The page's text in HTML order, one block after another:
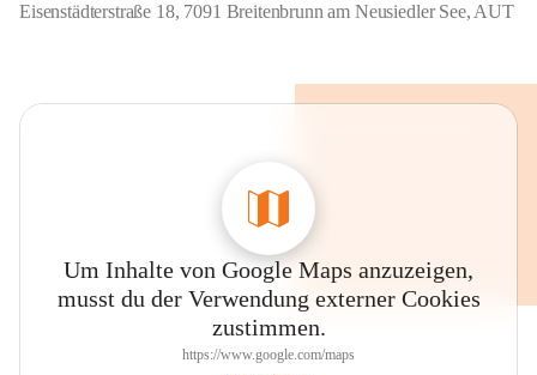
Eisenstädterstraße 18, 7091 Breitenbrunn am Neusiedler See, AUT
Um Inhalte von Google Maps anzuzeigen,
musst du der Verwendung externer Cookies
zustimmen.
https://www.google.com/maps